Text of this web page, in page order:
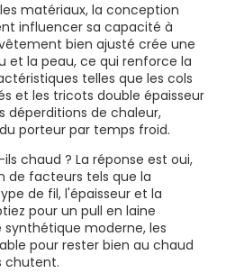
matériaux, la conception
influencer sa capacité à
bien ajusté crée une
et la peau, ce qui renforce la
telles que les cols
et les tricots double épaisseur
déperditions de chaleur,
porteur par temps froid.
chaud ? La réponse est oui,
de facteurs tels que la
de fil, l'épaisseur et la
pour un pull en laine
moderne, les
pour rester bien au chaud
chutent.